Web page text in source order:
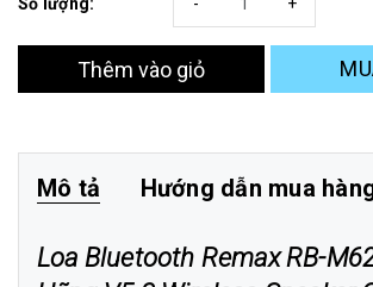
Thêm vào giỏ
Mô tả Hướng dẫn mua
Loa Bluetooth Remax RB-